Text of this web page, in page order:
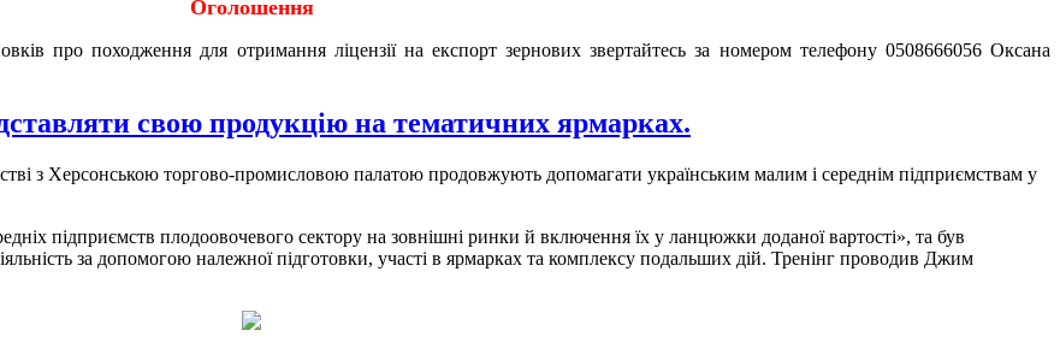
Оголошення
про походження для отримання ліцензії на експорт зернових звертайтесь за номером телефону 0508666056 Оксана
свою продукцію на тематичних ярмарках.
з Херсонською торгово-промисловою палатою продовжують допомагати українським малим і середнім підприємствам у
підприємств плодоовочевого сектору на зовнішні ринки й включення їх у ланцюжки доданої вартості», та був
за допомогою належної підготовки, участі в ярмарках та комплексу подальших дій. Тренінг проводив Джим